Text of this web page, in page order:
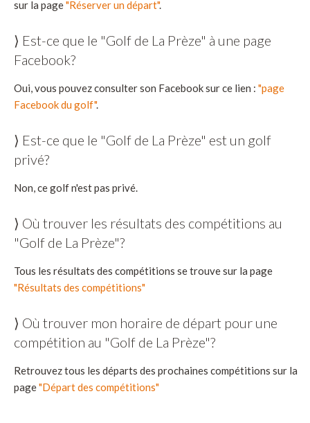
sur la page"Réserver un départ".
⟩ Est-ce que le "Golf de La Prèze" à une page
Facebook?
Oui, vous pouvez consulter son Facebook sur ce lien : "page
Facebook du golf".
⟩ Est-ce que le "Golf de La Prèze" est un golf
privé?
Non, ce golf n'est pas privé.
⟩ Où trouver les résultats des compétitions au
"Golf de La Prèze"?
Tous les résultats des compétitions se trouve sur la page
"Résultats des compétitions"
⟩ Où trouver mon horaire de départ pour une
compétition au "Golf de La Prèze"?
Retrouvez tous les départs des prochaines compétitions sur la
page"Départ des compétitions"